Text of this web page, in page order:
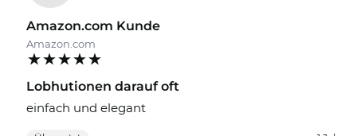
Amazon.com Kunde
Amazon.com
Lobhutionen darauf oft
einfach und elegant